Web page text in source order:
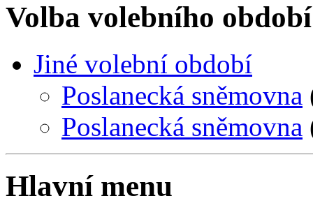
Volba volebního období
Jiné volební období
Poslanecká sněmovna
Poslanecká sněmovna
Hlavní menu